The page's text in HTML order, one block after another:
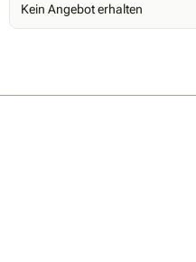
unverbindliche Beratung direkt
Logistikzentren in Mannheim,
Dachfenstern sparen Sie Energie,
Kein Angebot erhalten